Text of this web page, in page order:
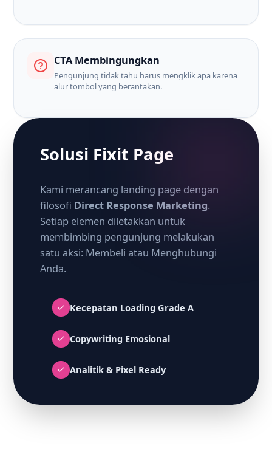
CTA Membingungkan
Pengunjung tidak tahu harus mengklik apa karena
alur tombol yang berantakan.
Solusi Fixit Page
Kami merancang landing page dengan
filosofi Direct Response Marketing.
Setiap elemen diletakkan untuk
membimbing pengunjung melakukan
satu aksi: Membeli atau Menghubungi
Anda.
Kecepatan Loading Grade A
Copywriting Emosional
Analitik & Pixel Ready